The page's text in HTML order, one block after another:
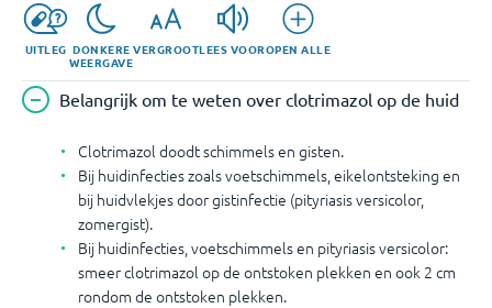
UITLEG DONKERE
WEERGAVE
VERGROOTLEES VOOROPEN ALLE
Belangrijk om te weten over clotrimazol op de huid
Clotrimazol doodt schimmels en gisten.
Bij huidinfecties zoals voetschimmels, eikelontsteking en
bij huidvlekjes door gistinfectie (pityriasis versicolor,
zomergist).
Bij huidinfecties, voetschimmels en pityriasis versicolor:
smeer clotrimazol op de ontstoken plekken en ook 2 cm
rondom de ontstoken plekken.